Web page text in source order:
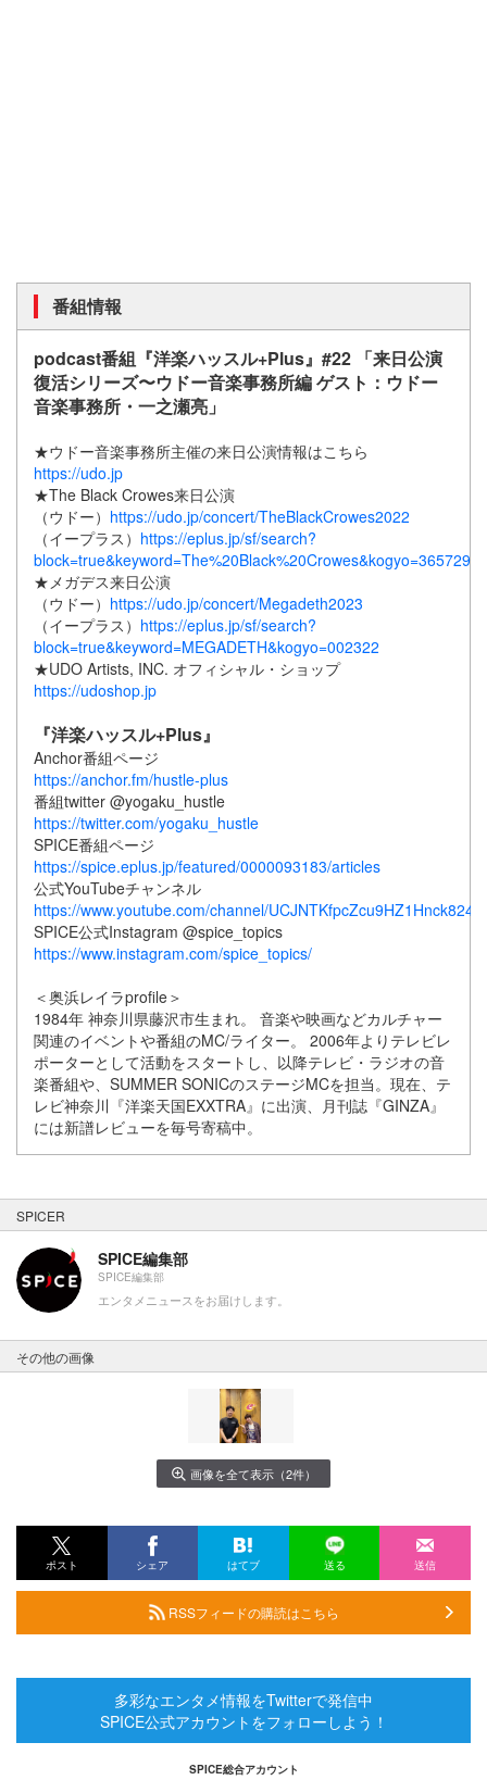
番組情報
podcast番組『洋楽ハッスル+Plus』#22 「来日公演
復活シリーズ〜ウドー音楽事務所編 ゲスト：ウドー
音楽事務所・一之瀬亮」
★ウドー音楽事務所主催の来日公演情報はこちら
https://udo.jp
★The Black Crowes来日公演
（ウドー） https://udo.jp/concert/TheBlackCrowes2022
（イープラス） https://eplus.jp/sf/search?
block=true&keyword=The%20Black%20Crowes&kogyo=365729
★メガデス来日公演
（ウドー） https://udo.jp/concert/Megadeth2023
（イープラス） https://eplus.jp/sf/search?
block=true&keyword=MEGADETH&kogyo=002322
★UDO Artists, INC. オフィシャル・ショップ
https://udoshop.jp
『洋楽ハッスル+Plus』
Anchor番組ページ
https://anchor.fm/hustle-plus
番組twitter @yogaku_hustle
https://twitter.com/yogaku_hustle
SPICE番組ページ
https://spice.eplus.jp/featured/0000093183/articles
公式YouTubeチャンネル
https://www.youtube.com/channel/UCJNTKfpcZcu9HZ1Hnck824w
SPICE公式Instagram @spice_topics
https://www.instagram.com/spice_topics/
＜奥浜レイラprofile＞
1984年 神奈川県藤沢市生まれ。 音楽や映画などカルチャー
関連のイベントや番組のMC/ライター。 2006年よりテレビレ
ポーターとして活動をスタートし、以降テレビ・ラジオの音
楽番組や、SUMMER SONICのステージMCを担当。現在、テ
レビ神奈川『洋楽天国EXXTRA』に出演、月刊誌『GINZA』
には新譜レビューを毎号寄稿中。
SPICER
SPICE編集部
SPICE編集部
エンタメニュースをお届けします。
その他の画像
画像を全て表示（2件）
ポスト シェア はてブ 送る 送信
RSSフィードの購読はこちら
多彩なエンタメ情報をTwitterで発信中
SPICE公式アカウントをフォローしよう！
SPICE総合アカウント